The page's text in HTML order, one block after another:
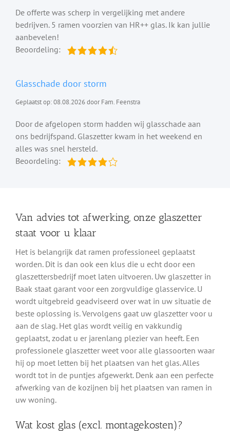
De offerte was scherp in vergelijking met andere
bedrijven. 5 ramen voorzien van HR++ glas. Ik kan jullie
aanbevelen!
Beoordeling:
Glasschade door storm
Geplaatst op: 08.08.2026 door Fam. Feenstra
Door de afgelopen storm hadden wij glasschade aan
ons bedrijfspand. Glaszetter kwam in het weekend en
alles was snel hersteld.
Beoordeling:
Van advies tot afwerking, onze glaszetter
staat voor u klaar
Het is belangrijk dat ramen professioneel geplaatst
worden. Dit is dan ook een klus die u echt door een
glaszettersbedrijf moet laten uitvoeren. Uw glaszetter in
Baak staat garant voor een zorgvuldige glasservice. U
wordt uitgebreid geadviseerd over wat in uw situatie de
beste oplossing is. Vervolgens gaat uw glaszetter voor u
aan de slag. Het glas wordt veilig en vakkundig
geplaatst, zodat u er jarenlang plezier van heeft. Een
professionele glaszetter weet voor alle glassoorten waar
hij op moet letten bij het plaatsen van het glas. Alles
wordt tot in de puntjes afgewerkt. Denk aan een perfecte
afwerking van de kozijnen bij het plaatsen van ramen in
uw woning.
Wat kost glas (excl. montagekosten)?